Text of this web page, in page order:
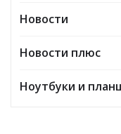
Новости
Новости плюс
Ноутбуки и